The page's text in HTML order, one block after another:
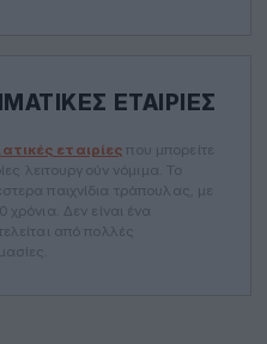
ΕΤΑΙΡΊΕΣ
εταιρίες που μπορείτε
λειτουργούν νόμιμα. Το
παιχνίδια τράπουλας, με
Δεν είναι ένα
από πολλές